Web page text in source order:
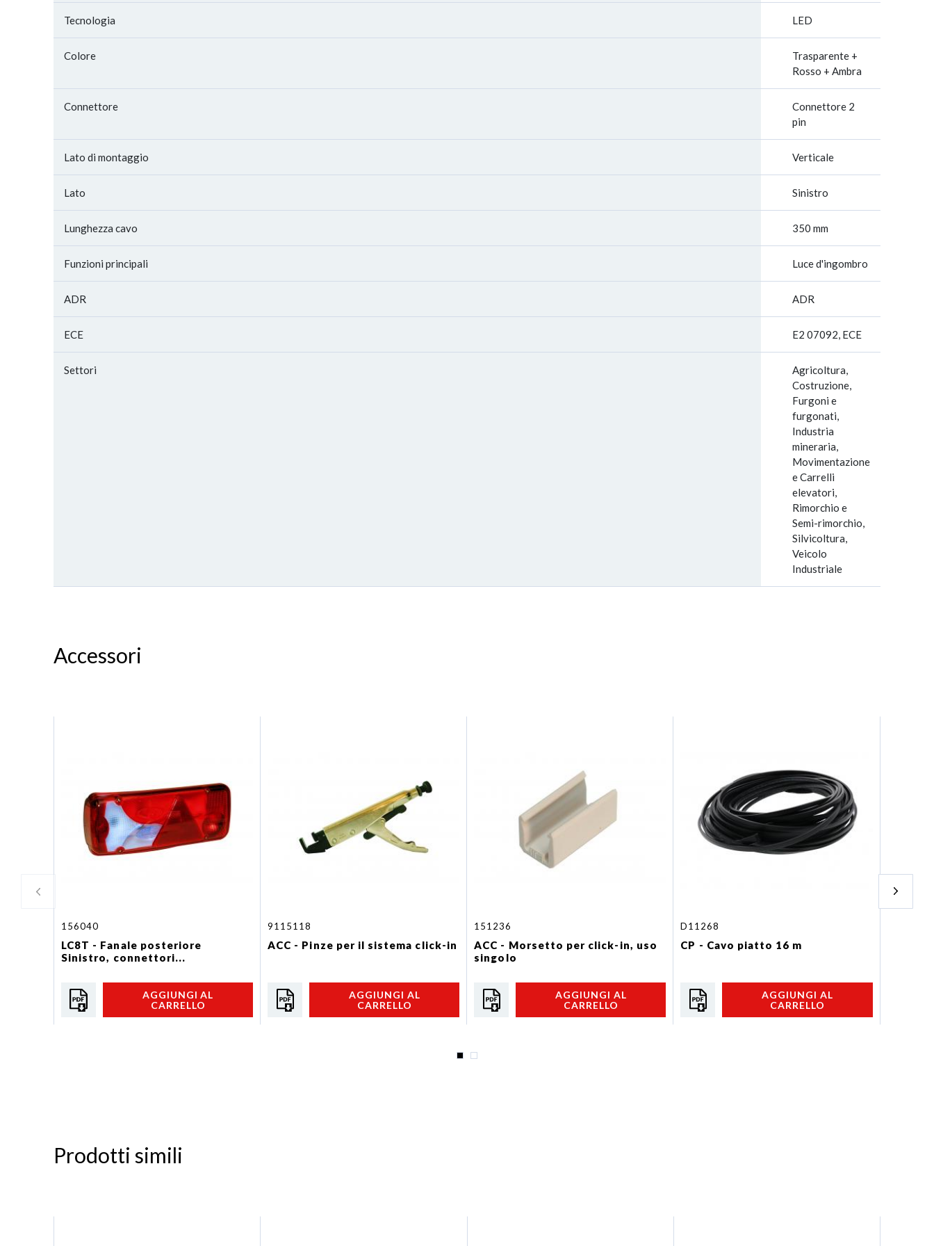
Tecnologia LED
Colore
Trasparente +
Rosso + Ambra
Connettore
Connettore 2
pin
Lato di montaggio Verticale
Lato Sinistro
Lunghezza cavo 350 mm
Funzioni principali Luce d'ingombro
ADR ADR
ECE E2 07092, ECE
Settori
Agricoltura,
Costruzione,
Furgoni e
furgonati,
Industria
mineraria,
Movimentazione
e Carrelli
elevatori,
Rimorchio e
Semi-rimorchio,
Silvicoltura,
Veicolo
Industriale
Accessori
156040
LC8T - Fanale posteriore
Sinistro, connettori...
AGGIUNGI AL
CARRELLO
9115118
ACC - Pinze per il sistema click-in
AGGIUNGI AL
CARRELLO
151236
ACC - Morsetto per click-in, uso
singolo
AGGIUNGI AL
CARRELLO
D11268
CP - Cavo piatto 16 m
AGGIUNGI AL
CARRELLO
Prodotti simili